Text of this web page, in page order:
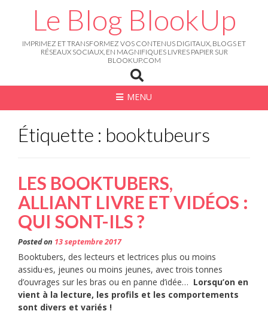
Le Blog BlookUp
IMPRIMEZ ET TRANSFORMEZ VOS CONTENUS DIGITAUX, BLOGS ET
RÉSEAUX SOCIAUX, EN MAGNIFIQUES LIVRES PAPIER SUR
BLOOKUP.COM
MENU
Étiquette : booktubeurs
LES BOOKTUBERS,
ALLIANT LIVRE ET VIDÉOS :
QUI SONT-ILS ?
Posted on 13 septembre 2017
Booktubers, des lecteurs et lectrices plus ou moins
assidu·es, jeunes ou moins jeunes, avec trois tonnes
d’ouvrages sur les bras ou en panne d’idée… Lorsqu’on en
vient à la lecture, les profils et les comportements
sont divers et variés !